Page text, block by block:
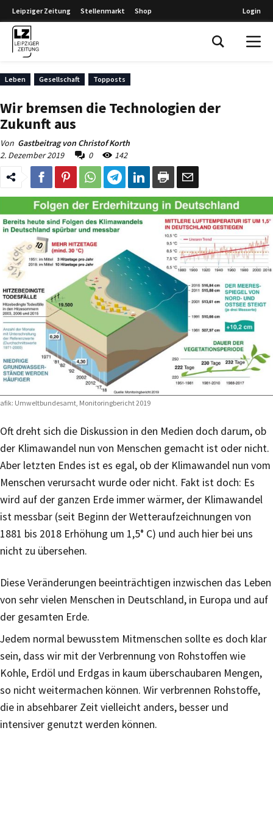
Leipziger Zeitung Stellenmarkt Shop Login
Leben Gesellschaft Topposts
Wir bremsen die Technologien der
Zukunft aus
Von Gastbeitrag von Christof Korth
2. Dezember 2019
0 142
Umweltbundesamt, Monitoringbericht 2019
Oft dreht sich die Diskussion in den Medien doch darum, ob
der Klimawandel nun von Menschen gemacht ist oder nicht.
Aber letzten Endes ist es egal, ob der Klimawandel nun vom
Menschen verursacht wurde oder nicht. Fakt ist doch: Es
wird auf der ganzen Erde immer wärmer, der Klimawandel
ist messbar (seit Beginn der Wetteraufzeichnungen von
1881 bis 2018 Erhöhung um 1,5° C) und auch hier bei uns
nicht zu übersehen.
Diese Veränderungen beeinträchtigen inzwischen das Leben
von sehr vielen Menschen in Deutschland, in Europa und auf
der gesamten Erde.
Jedem normal bewusstem Mitmenschen sollte es doch klar
sein, dass wir mit der Verbrennung von Rohstoffen wie
Kohle, Erdöl und Erdgas in kaum überschaubaren Mengen,
so nicht weitermachen können. Wir verbrennen Rohstoffe,
die in absehbarer Zeit vielleicht anders, besser und
intensiver genutzt werden können.